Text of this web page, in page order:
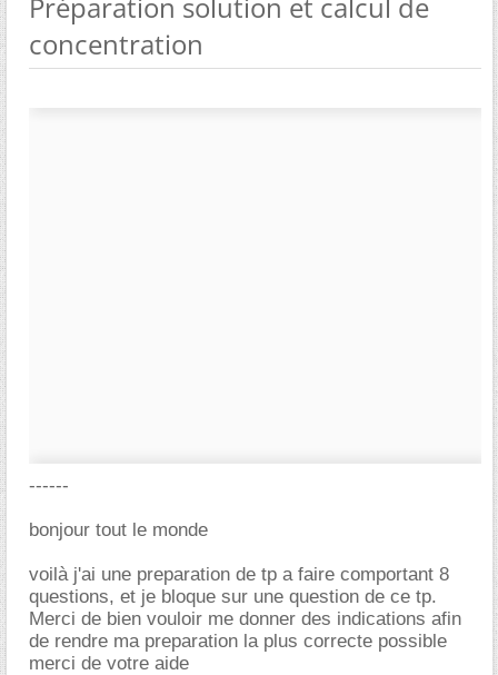
concentration
------
bonjour tout le monde
voilà j'ai une preparation de tp a faire comportant 8
questions, et je bloque sur une question de ce tp.
Merci de bien vouloir me donner des indications afin
de rendre ma preparation la plus correcte possible
merci de votre aide